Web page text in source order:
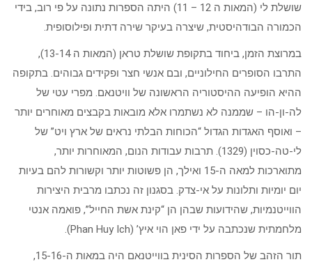
שושלת לי (המאות ה 12 – 11) היתה הספרות נתונה על פי רוב, בידי
הכמורה הבודהיסטית, שיצרה בעיקר שירה דתית ופילוסופית.
במרוצת הזמן, ביחוד בתקופת שושלת טראן (המאות ה 13-14),
התרבו הסופרים החילוניים, ובם אנשי חצר ופקידים גבוהים. בתקופה
ההיא הופיעה ההיסטוריה הראשונה של וויטנאם. מפרי עטי של
לה-ון-הו – שממנה לא נשתמרו אלא מובאות בקבצים מאוחרים יותר
– ואוסף האגדות הגדול “הכוחות הבלתי נראים של ארץ ויט” של
לי-טה-כסוין (1329). תרבות עבודות הנום, המאוחרות יותר,
מתוארכות למאה ה-15 ואילך, הן פשוטות יותר וקשורות להם בעיות
יום יומיות ותלונות על אי-צדק. בסגנון זה נכתבו מרבית היצירות
הווייטנמיות, שהידועות שבהן הן “קינת אשת החייל”, פואמה אנטי
מלחמתית שנכתבה על ידי פאן הוי איץ’ (Phan Huy Ich).
תור הזהב של הספרות הסינית בווייטנאם היה במאות ה-15-16,